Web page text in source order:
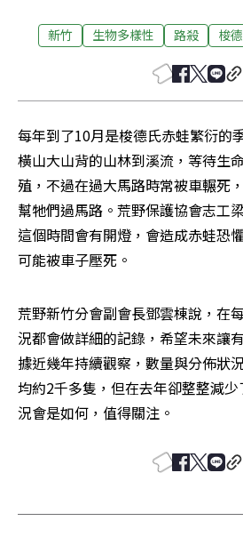
新竹 生物多樣性 路殺 梭
每年到了10月是梭德氏赤蛙繁衍的
橫山大山背的山林到溪流，等待生
殖，不過在過大馬路時常被車輾死
幫牠們過馬路。荒野保護協會志工
這個時間會有開燈，會造成赤蛙恐
可能被車子壓死。
荒野新竹分會副會長鄧雲棟說，在
況都會做詳細的記錄，希望未來讓
據近幾年持續觀察，數量與分佈狀
均約2千多隻，但在去年卻整整減
況會是如何，值得關注。